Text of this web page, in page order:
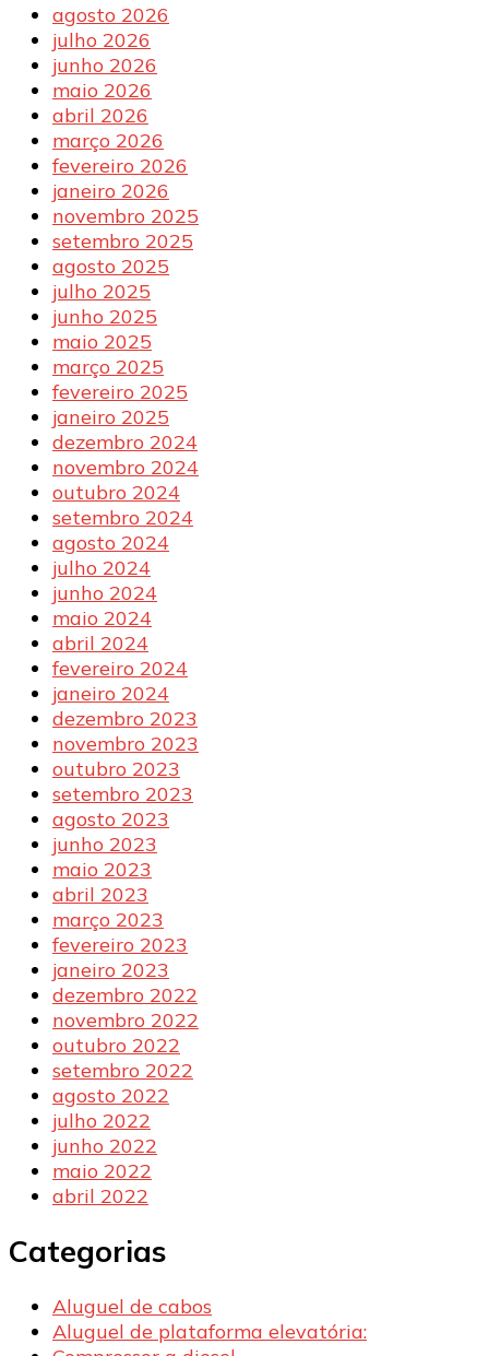
agosto 2026
julho 2026
junho 2026
maio 2026
abril 2026
março 2026
fevereiro 2026
janeiro 2026
novembro 2025
setembro 2025
agosto 2025
julho 2025
junho 2025
maio 2025
março 2025
fevereiro 2025
janeiro 2025
dezembro 2024
novembro 2024
outubro 2024
setembro 2024
agosto 2024
julho 2024
junho 2024
maio 2024
abril 2024
fevereiro 2024
janeiro 2024
dezembro 2023
novembro 2023
outubro 2023
setembro 2023
agosto 2023
junho 2023
maio 2023
abril 2023
março 2023
fevereiro 2023
janeiro 2023
dezembro 2022
novembro 2022
outubro 2022
setembro 2022
agosto 2022
julho 2022
junho 2022
maio 2022
abril 2022
Categorias
Aluguel de cabos
Aluguel de plataforma elevatória: